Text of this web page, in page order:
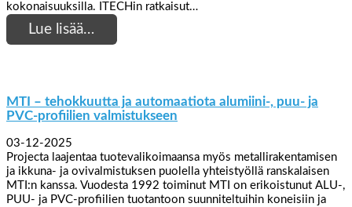
kokonaisuuksilla. ITECHin ratkaisut…
Lue lisää…
MTI – tehokkuutta ja automaatiota alumiini-, puu- ja
PVC-profiilien valmistukseen
03-12-2025
Projecta laajentaa tuotevalikoimaansa myös metallirakentamisen
ja ikkuna- ja ovivalmistuksen puolella yhteistyöllä ranskalaisen
MTI:n kanssa. Vuodesta 1992 toiminut MTI on erikoistunut ALU-,
PUU- ja PVC-profiilien tuotantoon suunniteltuihin koneisiin ja